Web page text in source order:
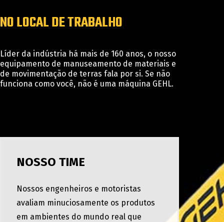
NO LOCAL DE TRABALHO
Líder da indústria há mais de 160 anos, o nosso
equipamento de manuseamento de materiais e
de movimentação de terras fala por si. Se não
funciona como você, não é uma máquina GEHL.
NOSSO TIME
Nossos engenheiros e motoristas
avaliam minuciosamente os produtos
em ambientes do mundo real que